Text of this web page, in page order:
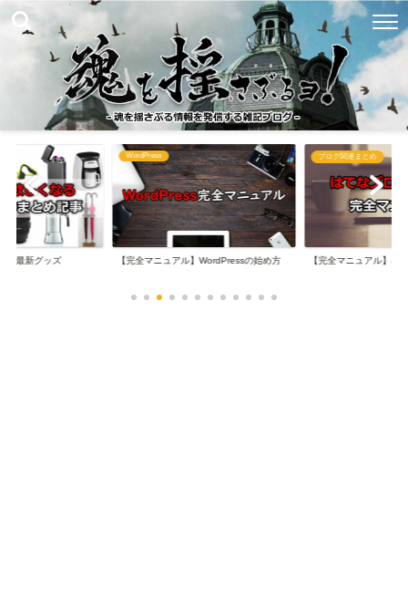
る最新グッズ
WordPress
【完全マニュアル】WordPressの始め方
ブログ関連まとめ
【完全マニュアル】は